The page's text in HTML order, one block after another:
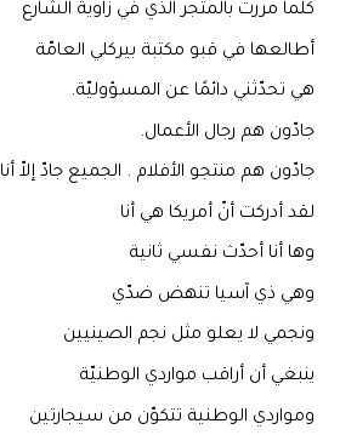
كلّما مررت بالمتجر الذي في زاوية الشارع
أطالعها في قبو مكتبة بيركلي العامّة
هي تحدّثني دائمًا عن المسؤوليّة.
جادّون هم رجال الأعمال.
جادّون هم منتجو الأفلام . الجميع جادّ إلاّ أنا
لقد أدركت أنّ أمريكا هي أنا
وها أنا أحدّث نفسي ثانية
وهي ذي آسيا تنهض ضدّي
ونجمي لا يعلو مثل نجم الصينيين
ينبغي أن أراقب مواردي الوطنيّة
ومواردي الوطنية تتكوّن من سيجارتين